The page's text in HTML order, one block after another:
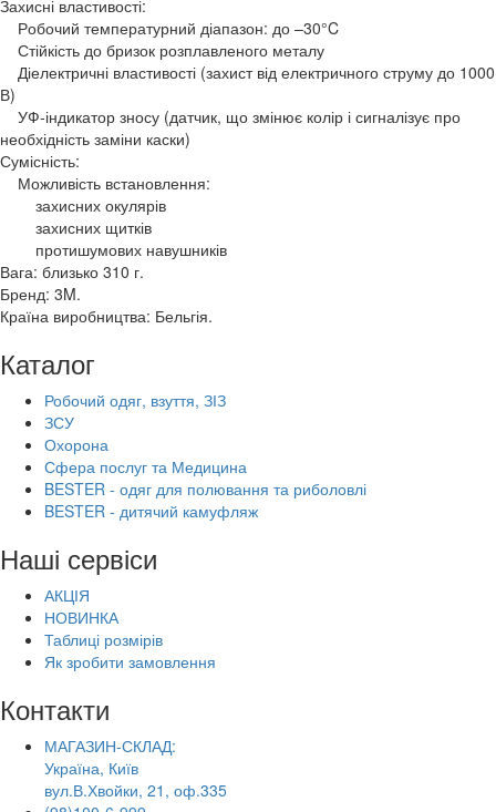
Захисні властивості:
Робочий температурний діапазон: до –30°C
Стійкість до бризок розплавленого металу
Діелектричні властивості (захист від електричного струму до 1000
В)
УФ-індикатор зносу (датчик, що змінює колір і сигналізує про
необхідність заміни каски)
Сумісність:
Можливість встановлення:
захисних окулярів
захисних щитків
протишумових навушників
Вага: близько 310 г.
Бренд: 3M.
Країна виробництва: Бельгія.
Каталог
Робочий одяг, взуття, ЗІЗ
ЗСУ
Охорона
Сфера послуг та Медицина
BESTER - одяг для полювання та риболовлі
BESTER - дитячий камуфляж
Наші сервіси
АКЦІЯ
НОВИНКА
Таблиці розмірів
Як зробити замовлення
Контакти
МАГАЗИН-СКЛАД:
Україна, Київ
вул.В.Хвойки, 21, оф.335